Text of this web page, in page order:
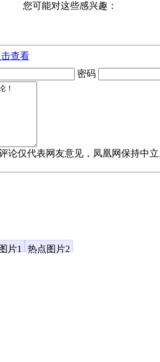
您可能对这些感兴趣：
击查看
密码
论仅代表网友意见，凤凰网保持中
片1 热点图片2